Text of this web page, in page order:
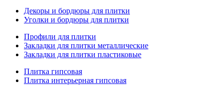
Декоры и бордюры для плитки
Уголки и бордюры для плитки
Профили для плитки
Закладки для плитки металлические
Закладки для плитки пластиковые
Плитка гипсовая
Плитка интерьерная гипсовая